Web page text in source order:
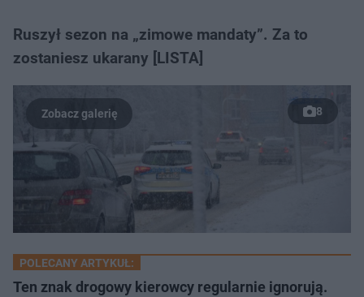
Ruszył sezon na „zimowe mandaty”. Za to
zostaniesz ukarany [LISTA]
8
POLECANY ARTYKUŁ:
Ten znak drogowy kierowcy regularnie ignorują.